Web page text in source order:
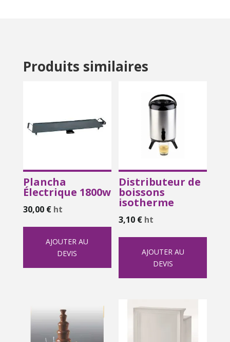
Produits similaires
Plancha
Électrique 1800w
30,00 € ht
AJOUTER AU
DEVIS
Distributeur de
boissons
isotherme
3,10 € ht
AJOUTER AU
DEVIS